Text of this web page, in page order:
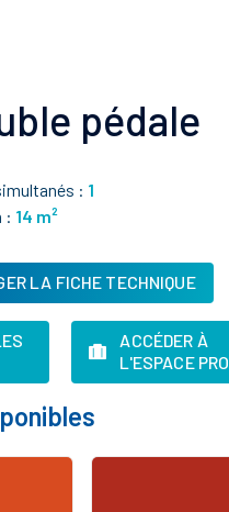
pédale
: 1
: 14 m²
LA FICHE TECHNIQUE
ACCÉDER À
L'ESPACE PRO